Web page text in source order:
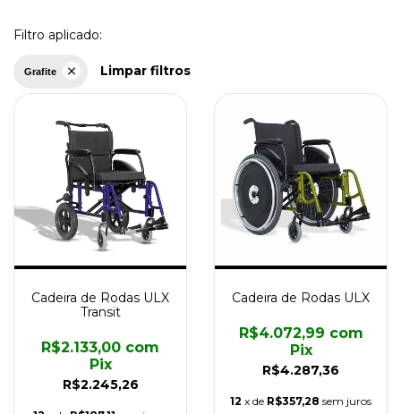
Filtro aplicado:
Grafite Limpar filtros
Cadeira de Rodas ULX
Transit
R$2.245,26
R$2.133,00 com
Pix
Cadeira de Rodas ULX
R$4.287,36
R$4.072,99 com
Pix
12 x de R$357,28 sem juros